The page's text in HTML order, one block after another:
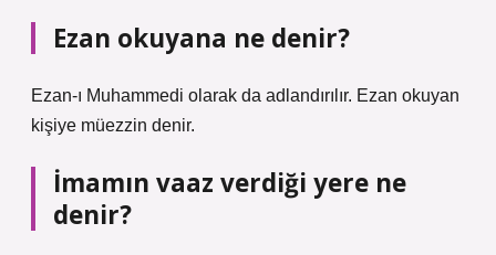
Ezan okuyana ne denir?
Ezan-ı Muhammedi olarak da adlandırılır. Ezan okuyan
kişiye müezzin denir.
İmamın vaaz verdiği yere ne
denir?